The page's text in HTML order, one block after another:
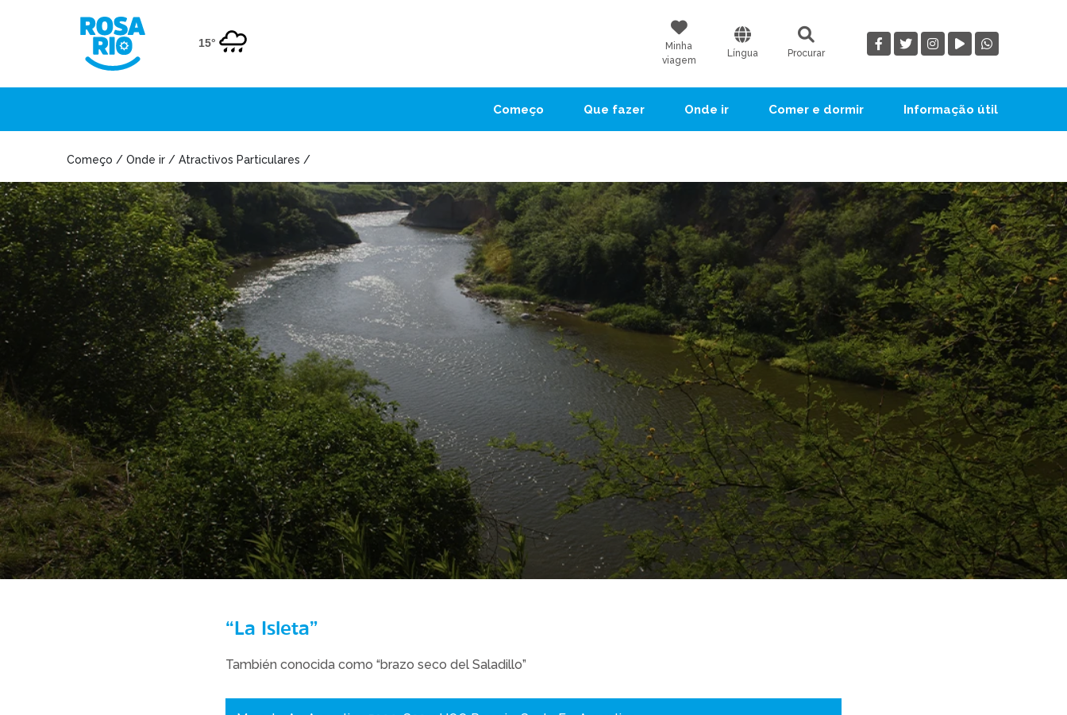
15°
Minha
viagem
Língua Procurar
Começo Que fazer Onde ir Comer e dormir Informação útil
Começo / Onde ir / Atractivos Particulares /
“La Isleta”
También conocida como “brazo seco del Saladillo”